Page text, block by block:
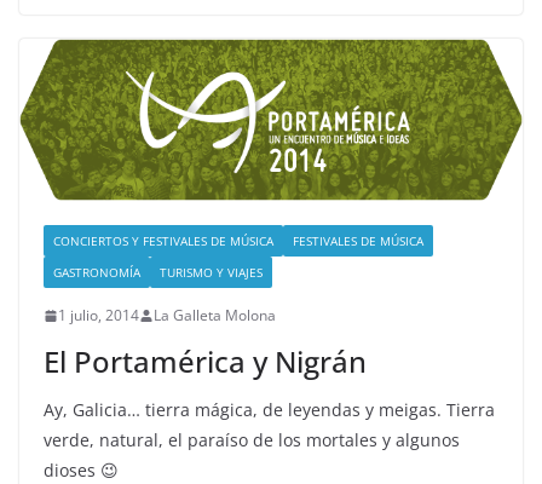
CONCIERTOS Y FESTIVALES DE MÚSICA
FESTIVALES DE MÚSICA
GASTRONOMÍA
TURISMO Y VIAJES
1 julio, 2014 La Galleta Molona
El Portamérica y Nigrán
Ay, Galicia… tierra mágica, de leyendas y meigas. Tierra
verde, natural, el paraíso de los mortales y algunos
dioses 😉